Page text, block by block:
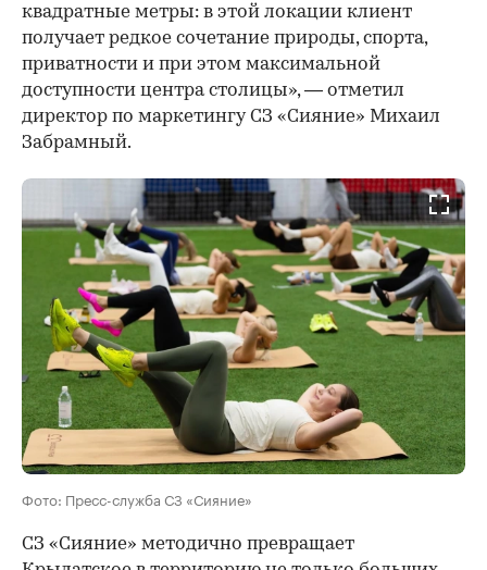
квадратные метры: в этой локации клиент
получает редкое сочетание природы, спорта,
приватности и при этом максимальной
доступности центра столицы», — отметил
директор по маркетингу СЗ «Сияние» Михаил
Забрамный.
Фото: Пресс-служба СЗ «Сияние»
СЗ «Сияние» методично превращает